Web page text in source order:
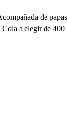
de papas
a elegir de 400